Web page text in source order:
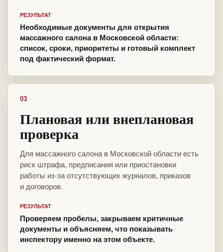
РЕЗУЛЬТАТ
Необходимые документы для открытия
массажного салона в Московской области:
список, сроки, приоритеты и готовый комплект
под фактический формат.
03
Плановая или внеплановая
проверка
Для массажного салона в Московской области есть
риск штрафа, предписания или приостановки
работы из-за отсутствующих журналов, приказов
и договоров.
РЕЗУЛЬТАТ
Проверяем пробелы, закрываем критичные
документы и объясняем, что показывать
инспектору именно на этом объекте.